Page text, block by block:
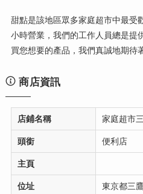
甜點是該地區眾多家庭超市中最受
小時營業，我們的工作人員總是提
買您想要的產品，我們真誠地期待
商店資訊
店鋪名稱 家庭超市
頭銜 便利店
主頁
位址 東京都三